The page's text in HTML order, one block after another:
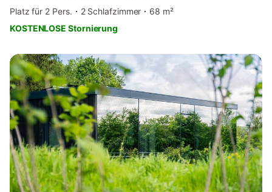
Platz für 2 Pers.
2 Schlafzimmer
68 m²
KOSTENLOSE Stornierung